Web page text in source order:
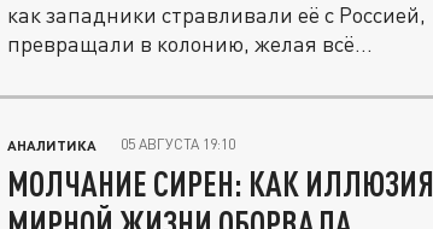
как западники стравливали её с Россией,
превращали в колонию, желая всё...
АНАЛИТИКА 05 АВГУСТА 19:10
МОЛЧАНИЕ СИРЕН: КАК ИЛЛЮЗИЯ